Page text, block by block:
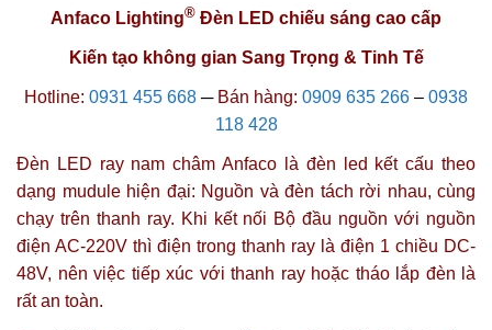
Anfaco Lighting® Đèn LED chiếu sáng cao cấp
Kiến tạo không gian Sang Trọng & Tinh Tế
Hotline: 0931 455 668 ─Bán hàng: 0909 635 266 – 0938
118 428
Đèn LED ray nam châm Anfaco là đèn led kết cấu theo
dạng mudule hiện đại: Nguồn và đèn tách rời nhau, cùng
chạy trên thanh ray. Khi kết nối Bộ đầu nguồn với nguồn
điện AC-220V thì điện trong thanh ray là điện 1 chiều DC-
48V, nên việc tiếp xúc với thanh rayhoặc tháo lắp đèn là
rất an toàn.